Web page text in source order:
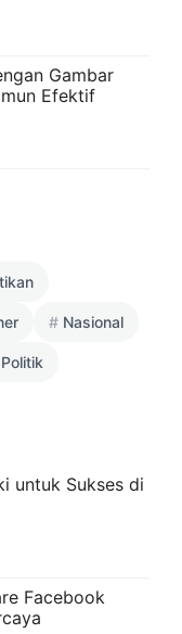
Gambar
Efektif
Nasional
Politik
untuk Sukses di
Facebook